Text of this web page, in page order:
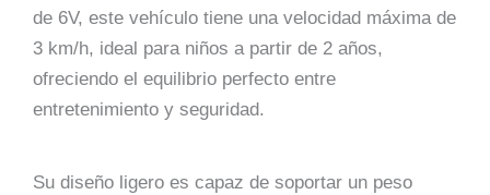
de 6V, este vehículo tiene una velocidad máxima de
3 km/h, ideal para niños a partir de 2 años,
ofreciendo el equilibrio perfecto entre
entretenimiento y seguridad.
Su diseño ligero es capaz de soportar un peso